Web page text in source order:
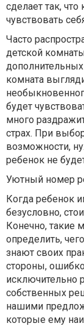
сделает так,
чувствовать
Часто
детской
комната
будет
много
страх. При
возможности,
ребенок не
Уютный номер
Когда ребенок
безусловно,
Конечно, такие
определить,
знают своих
стороны,
исключительно
собственных
нашими
которые ему